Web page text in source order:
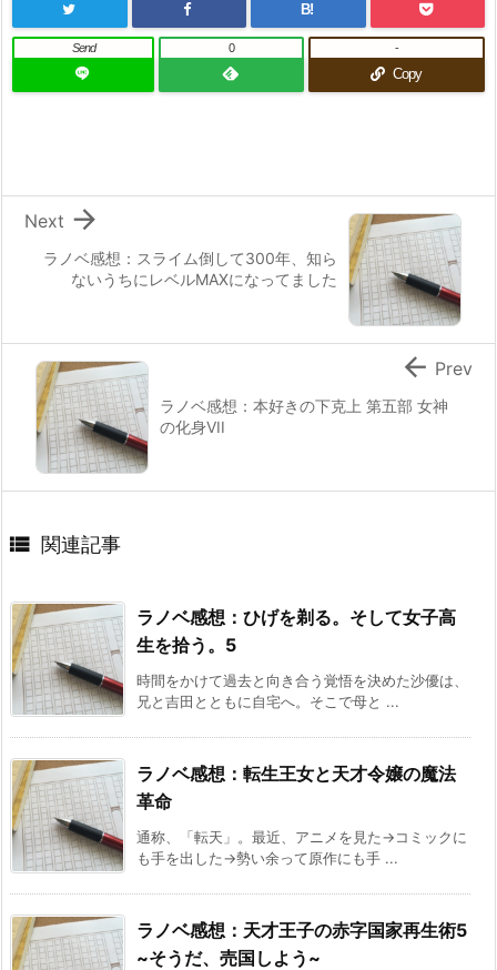
B!
Send 0
Copy
-
ラノベ感想：スライム倒して300年、知ら
ないうちにレベルMAXになってました

Next
ラノベ感想：本好きの下克上 第五部 女神
の化身VII
 Prev
 関連記事
ラノベ感想：ひげを剃る。そして女子高
生を拾う。5
時間をかけて過去と向き合う覚悟を決めた沙優は、
兄と吉田とともに自宅へ。そこで母と ...
ラノベ感想：転生王女と天才令嬢の魔法
革命
通称、「転天」。最近、アニメを見た→コミックに
も手を出した→勢い余って原作にも手 ...
ラノベ感想：天才王子の赤字国家再生術5
~そうだ、売国しよう~